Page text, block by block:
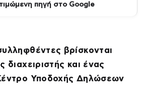
πηγή στο Google
βρίσκονται
διαχειριστής και ένας
Υποδοχής Δηλώσεων